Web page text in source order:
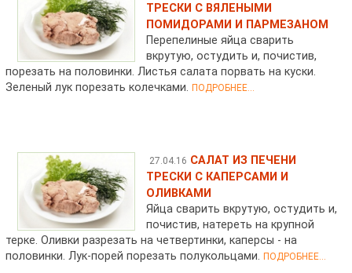
ТРЕСКИ С ВЯЛЕНЫМИ
ПОМИДОРАМИ И ПАРМЕЗАНОМ
Перепелиные яйца сварить
вкрутую, остудить и, почистив,
порезать на половинки. Листья салата порвать на куски.
Зеленый лук порезать колечками.ПОДРОБНЕЕ...
27.04.16 САЛАТ ИЗ ПЕЧЕНИ
ТРЕСКИ С КАПЕРСАМИ И
ОЛИВКАМИ
Яйца сварить вкрутую, остудить и,
почистив, натереть на крупной
терке. Оливки разрезать на четвертинки, каперсы - на
половинки. Лук-порей порезать полукольцами.ПОДРОБНЕЕ...